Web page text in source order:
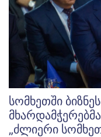
სომხეთში
„ძლიერი